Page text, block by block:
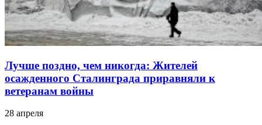
Лучше поздно, чем никогда: Жителей
осажденного Сталинграда приравняли к
ветеранам войны
28 апреля